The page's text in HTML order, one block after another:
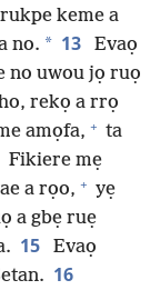
keme a
no. * 13
Evaọ
no uwou jọ ruọ
rekọ a rrọ
amọfa, + ta
Fikiere mẹ
a rọo, + yẹ
a gbẹ ruẹ
15
Evaọ
16